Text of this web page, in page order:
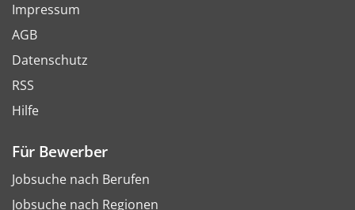
Impressum
AGB
Datenschutz
RSS
Hilfe
Für Bewerber
Jobsuche nach Berufen
Jobsuche nach Regionen